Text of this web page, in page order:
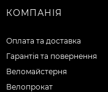
КОМПАНІЯ
Оплата та доставка
Гарантія та повернення
Веломайстерня
Велопрокат